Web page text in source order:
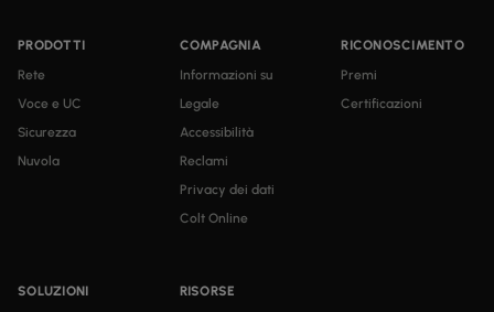
PRODOTTI
Rete
Voce e UC
Sicurezza
Nuvola
SOLUZIONI
RISORSE
COMPAGNIA
Informazioni su
Legale
Accessibilità
Reclami
Privacy dei dati
Colt Online
RICONOSCIMENTO
Premi
Certificazioni